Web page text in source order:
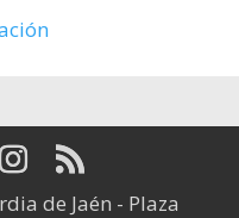
de Jaén - Plaza